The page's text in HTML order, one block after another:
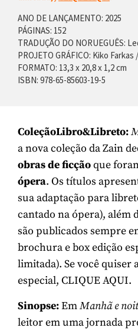
ANO DE LANÇAMENTO: 2025
PÁGINAS: 152
TRADUÇÃO DO NORUEGUÊS:
PROJETO GRÁFICO: Kiko
FORMATO: 13,3 x 20,8 x 1,2 cm
ISBN: 978-65-85603-19-5
ColeçãoLibro&Libreto:
a nova coleção da Zain
obras de ficçãoque
ópera. Os títulos
sua adaptação para
cantado na ópera), além
são publicados sempre
brochura e box edição
limitada). Se você quiser
especial, CLIQUE AQUI.
Sinopse:EmManhã e
leitor em uma jornada